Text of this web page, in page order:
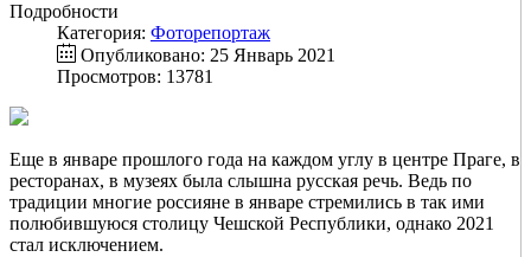
Подробности
Категория: Фоторепортаж
Опубликовано: 25 Январь 2021
Просмотров: 13781
Еще в январе прошлого года на каждом углу в центре Праге, в
ресторанах, в музеях была слышна русская речь. Ведь по
традиции многие россияне в январе стремились в так ими
полюбившуюся столицу Чешской Республики, однако 2021
стал исключением.